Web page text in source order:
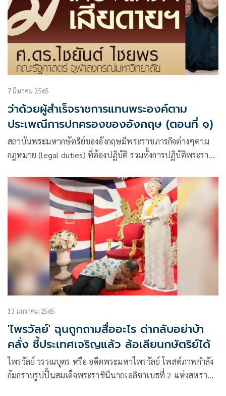
7 มีนาคม 2565
ว่าด้วยผู้สำเร็จราชการแทนพระองค์ตาม
ประเพณีการปกครองของอังกฤษ (ตอนที่ ๑)
สถาบันพระมหากษัตริย์ของอังกฤษมีพระราชภารกิจต่างๆตาม
กฎหมาย (legal duties) ที่ต้องปฏิบัติ รวมทั้งการปฏิบัติพระราช
ของประเทศในตำแหน่งประมุขของรัฐ ซึ่งในกรณีของการเป็น
ตัวแทน
13 มกราคม 2565
'ไพรวัลย์' ฉุนถูกถามสื่ออะไร ด่ากลับอย่าบ้า
คลั่ง ชี้ประเทศเจริญแล้ว ล้อเลียนกษัตริย์ได้
ไพรวัลย์ วรรณบุตร หรือ อดีตพระมหาไพรวัลย์ โพสต์ภาพกำลัง
ก้มกราบรูปปั้นสมเด็จพระราชินีนาถเอลิซาเบธที่ 2 แห่งสหราช